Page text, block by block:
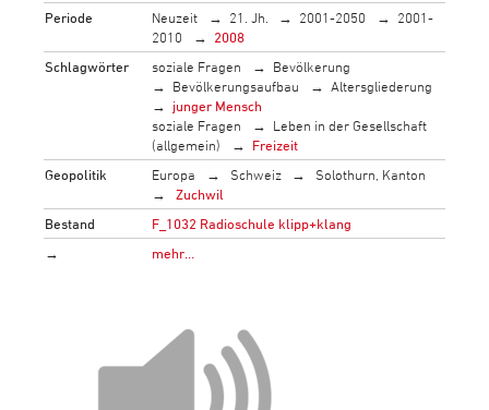
Periode
Neuzeit 21. Jh. 2001-2050
2001-
2010
2008
Schlagwörter
soziale Fragen
Bevölkerung
Bevölkerungsaufbau
Altersgliederung
junger Mensch
soziale Fragen
Leben in der Gesellschaft
(allgemein)
Freizeit
Geopolitik
Europa Schweiz
Solothurn, Kanton
Zuchwil
Bestand
F_1032 Radioschule klipp+klang
→
mehr…